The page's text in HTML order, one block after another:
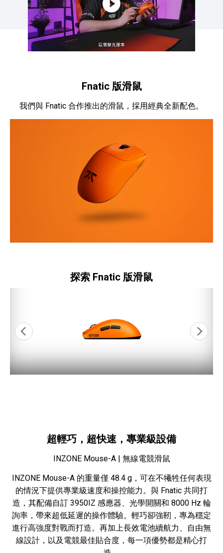
Fnatic 版滑鼠
我們與 Fnatic 合作推出的滑鼠，採用經典全新配色。
探索 Fnatic 版滑鼠
超輕巧，超快速，專業級設備
INZONE Mouse-A | 無線電競滑鼠
INZONE Mouse-A 的重量僅 48.4 g，可在不犧牲任何表現
的情況下提供專業級速度和操控能力。與 Fnatic 共同打
造，其配備自訂 3950IZ 感應器、光學開關和 8000 Hz 輪
詢率，帶來超低延遲的操作體驗。輕巧卻強靭，專為穩定
進行高強度對戰而打造。再加上長效電池續航力、自由無
線設計，以及電競最佳貼合度，每一項優勢都是精心打